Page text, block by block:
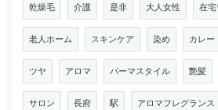
乾燥毛 介護 是非 大人女性 在宅
老人ホーム スキンケア 染め カレー
ツヤ アロマ パーマスタイル 艶髪
サロン 長府 駅 アロマフレグランス